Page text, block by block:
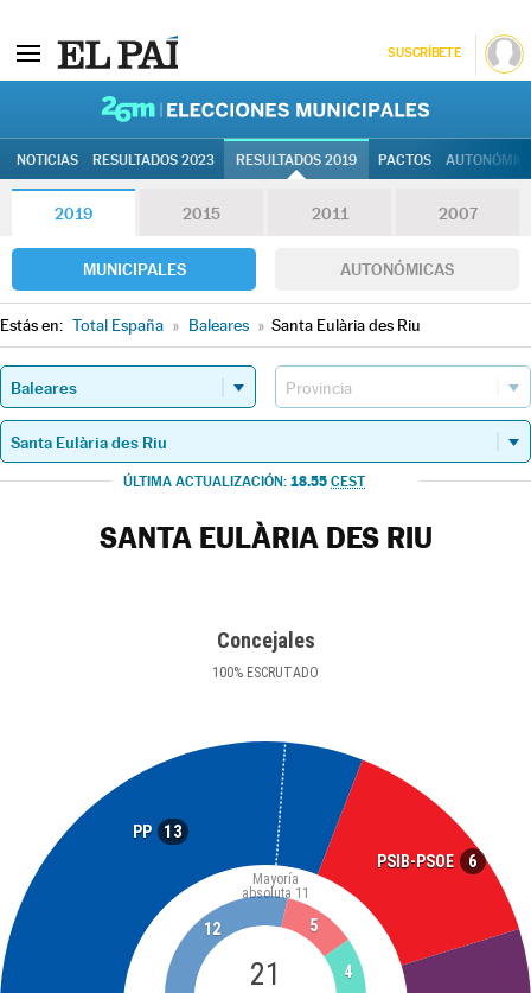
SUSCRÍBETE
NOTICIAS RESULTADOS 2023 RESULTADOS 2019 PACTOS
2019 2015 2011 2007
MUNICIPALES AUTONÓMICAS
Estás en: Total España » Baleares » Santa Eulària des Riu
ÚLTIMA ACTUALIZACIÓN: 18.55 CEST
SANTA EULÀRIA DES RIU
Concejales
100% ESCRUTADO
PP 13
PSIB-PSOE 6
21
Mayoría
absoluta 11
12 5
4